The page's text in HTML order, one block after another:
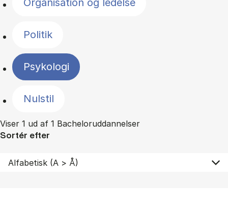
Organisation og ledelse
Politik
Psykologi
Nulstil
Viser 1 ud af 1 Bacheloruddannelser
Sortér efter